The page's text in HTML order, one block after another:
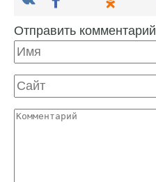
Отправить комментарий
Имя
Сайт
Комментарий